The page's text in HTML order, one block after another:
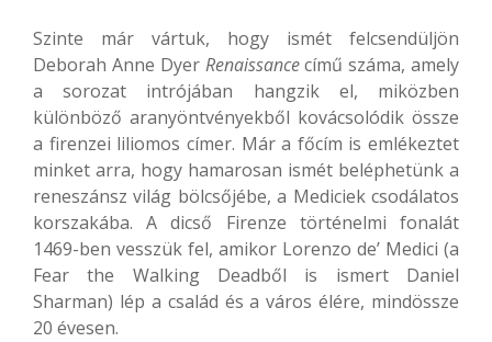
Szinte már vártuk, hogy ismét felcsendüljön
Deborah Anne Dyer Renaissancecímű száma, amely
a sorozat intrójában hangzik el, miközben
különböző aranyöntvényekből kovácsolódik össze
a firenzei liliomos címer. Már a főcím is emlékeztet
minket arra, hogy hamarosan ismét beléphetünk a
reneszánsz világ bölcsőjébe, a Mediciek csodálatos
korszakába. A dicső Firenze történelmi fonalát
1469-ben vesszük fel, amikor Lorenzo de’ Medici (a
Fear the Walking Deadből is ismert Daniel
Sharman) lép a család és a város élére, mindössze
20 évesen.